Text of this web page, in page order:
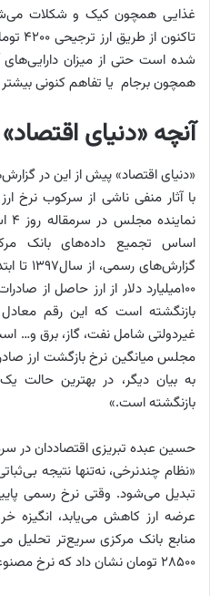
غذایی همچون کیک و شکلات
شده است حتی از میزان دارایی‌های
همچون برجام یا تفاهم کنونی
آنچه «دنیای
«دنیای اقتصاد» پیش از این در
با آثار منفی ناشی از سرکوب نرخ
اساس تجمیع داده‌های بانک
۱۰۰‌میلیارد دلار از ارز حاصل از
غیردولتی شامل نفت، گاز، برق و…
به بیان دیگر، در بهترین حالت
بازنگشته است.»
«نظام چندنرخی، نه‌تنها نتیجه‌
تبدیل می‌شود. وقتی نرخ رسمی
عرضه‌ ارز کاهش می‌یابد، انگیزه‌
۲۸۵۰۰ تومان نشان داد که نرخ مصنوعی دیر یا زود فرو می‌پاشد.»